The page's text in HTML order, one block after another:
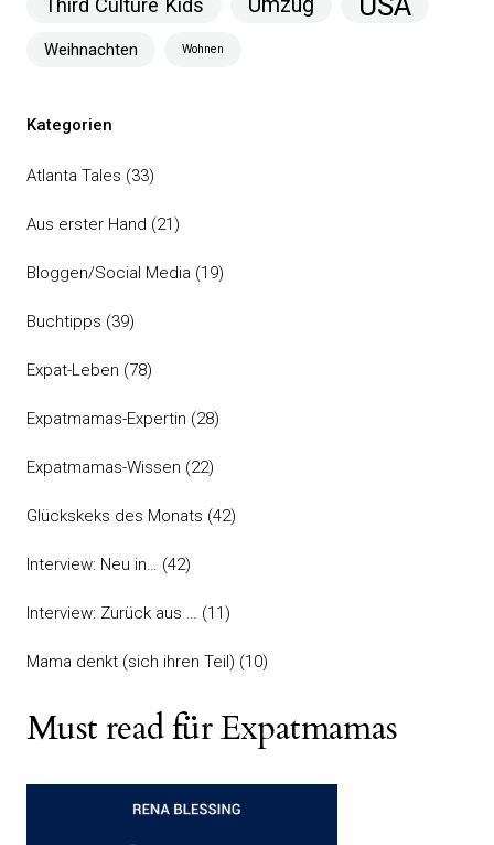
Third Culture Kids Umzug
Weihnachten Wohnen
Kategorien
Atlanta Tales (33)
Aus erster Hand (21)
Bloggen/Social Media (19)
Buchtipps (39)
Expat-Leben (78)
Expatmamas-Expertin (28)
Expatmamas-Wissen (22)
Glückskeks des Monats (42)
Interview: Neu in… (42)
Interview: Zurück aus … (11)
Mama denkt (sich ihren Teil) (10)
Must read für Expatmamas